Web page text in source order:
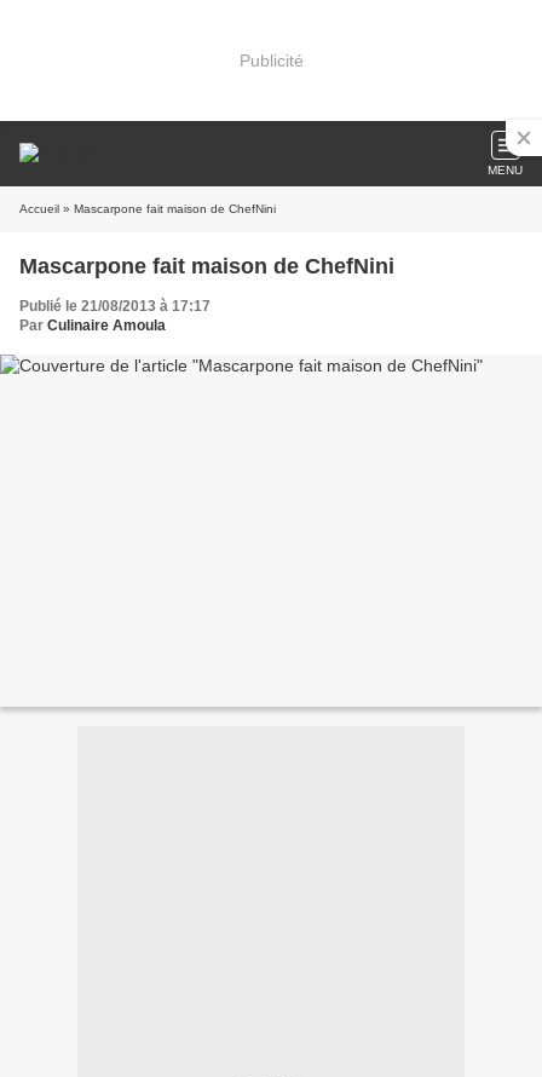
Publicité
MENU
Accueil » Mascarpone fait maison de ChefNini
Mascarpone fait maison de ChefNini
Publié le 21/08/2013 à 17:17
Par Culinaire Amoula